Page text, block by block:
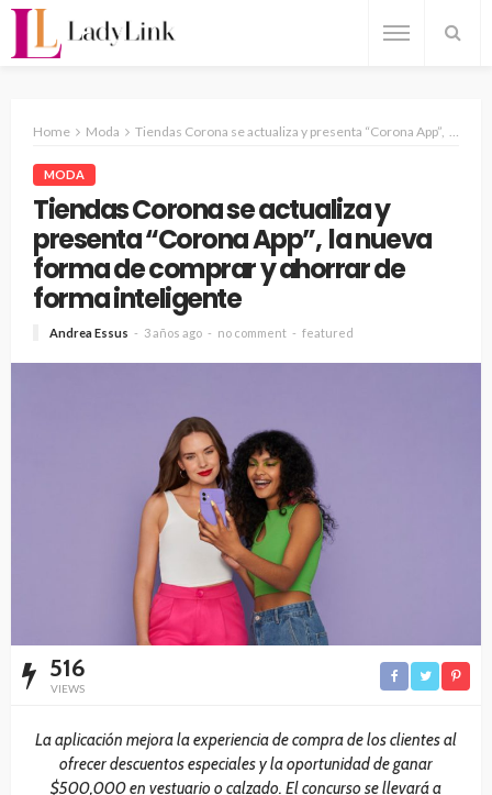
Home Moda Tiendas Corona se actualiza y presenta “Corona App”, la nueva forma de comprar y ahorrar de forma inteligente
MODA
Tiendas Corona se actualiza y
presenta “Corona App”, la nueva
forma de comprar y ahorrar de
forma inteligente
Andrea Essus 3 años ago no comment featured
516
VIEWS
La aplicación mejora la experiencia de compra de los clientes al
ofrecer descuentos especiales y la oportunidad de ganar
$500,000 en vestuario o calzado. El concurso se llevará a